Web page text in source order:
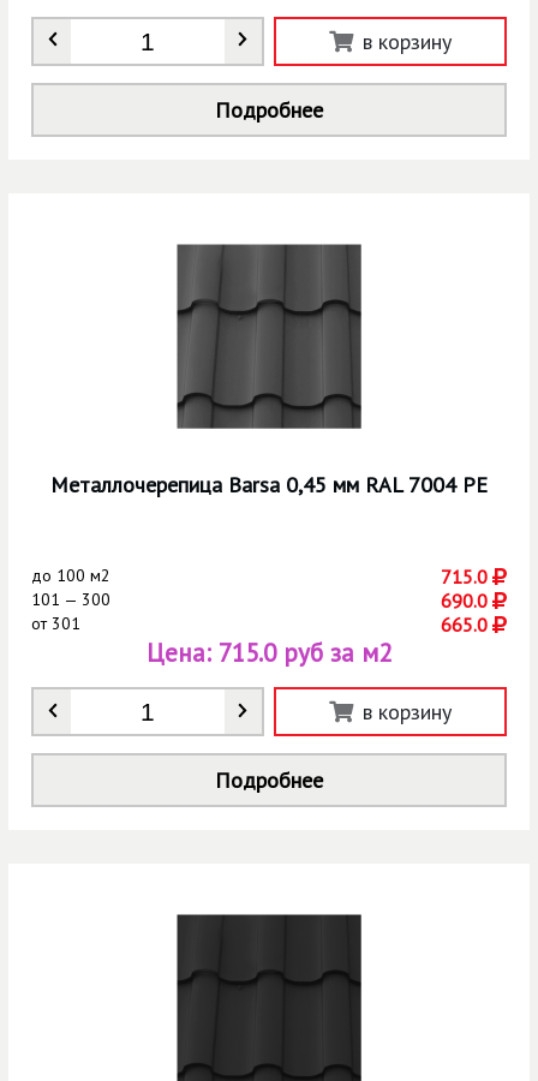
Количество в корзину
Подробнее
Металлочерепица Barsa 0,45 мм RAL 7004 РЕ
до 100 м2 715.0
101 — 300 690.0
от301 665.0
Количество
Цена: 715.0 руб за м2
в корзину
Подробнее